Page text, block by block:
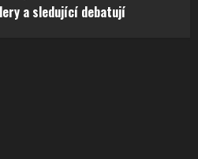
a sledující debatují